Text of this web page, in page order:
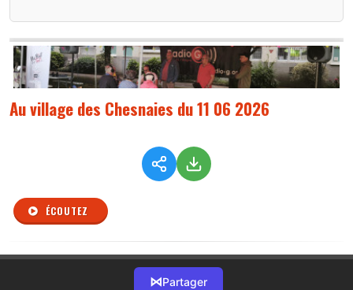
Au village des Chesnaies du 11 06 2026
ÉCOUTEZ
⋈Partager